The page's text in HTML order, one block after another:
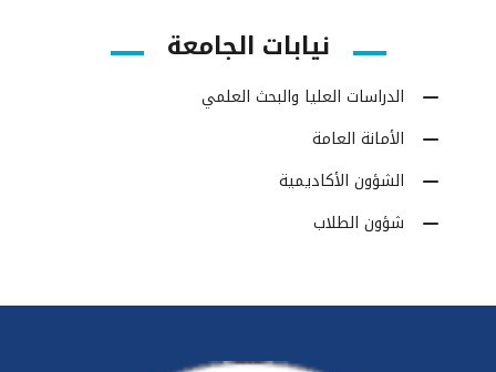
نيابات الجامعة
الدراسات العليا والبحث العلمي
الأمانة العامة
الشؤون الأكاديمية
شؤون الطلاب